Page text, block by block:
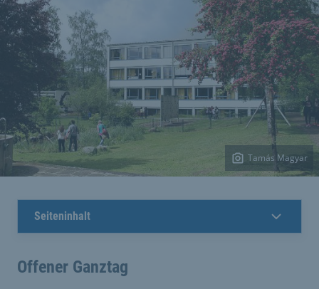
Tamás Magyar
Seiteninhalt
Offener Ganztag